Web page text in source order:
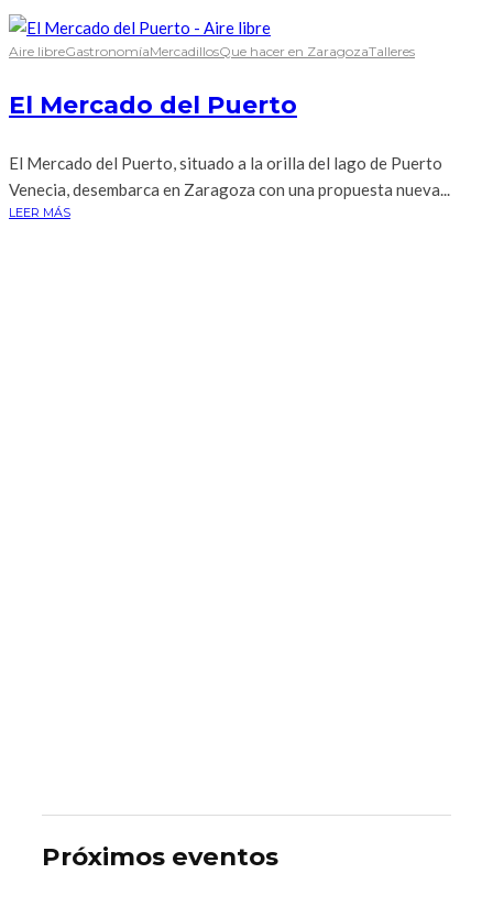
Aire libreGastronomíaMercadillosQue hacer en ZaragozaTalleres
El Mercado del Puerto
El Mercado del Puerto, situado a la orilla del lago de Puerto
Venecia, desembarca en Zaragoza con una propuesta nueva...
LEER MÁS
Próximos eventos